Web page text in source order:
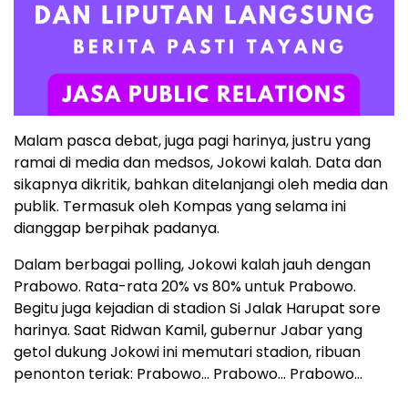
Malam pasca debat, juga pagi harinya, justru yang
ramai di media dan medsos, Jokowi kalah. Data dan
sikapnya dikritik, bahkan ditelanjangi oleh media dan
publik. Termasuk oleh Kompas yang selama ini
dianggap berpihak padanya.
Dalam berbagai polling, Jokowi kalah jauh dengan
Prabowo. Rata-rata 20% vs 80% untuk Prabowo.
Begitu juga kejadian di stadion Si Jalak Harupat sore
harinya. Saat Ridwan Kamil, gubernur Jabar yang
getol dukung Jokowi ini memutari stadion, ribuan
penonton teriak: Prabowo… Prabowo… Prabowo…